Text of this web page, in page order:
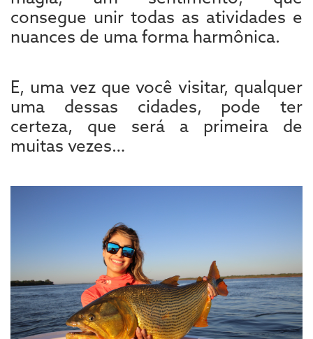
consegue unir todas as atividades e
nuances de uma forma harmônica.
E, uma vez que você visitar, qualquer
uma dessas cidades, pode ter
certeza, que será a primeira de
muitas vezes…